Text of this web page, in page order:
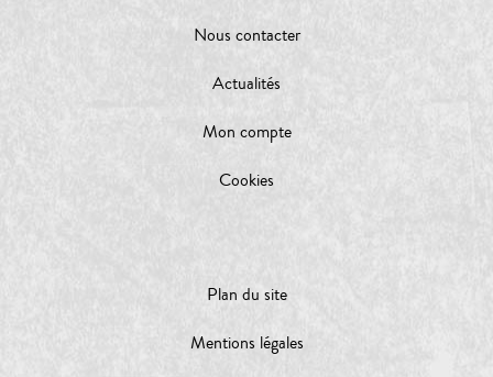
Nous contacter
Actualités
Mon compte
Cookies
Plan du site
Mentions légales